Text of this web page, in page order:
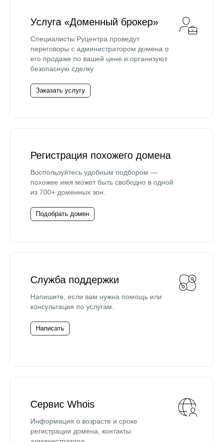
Услуга «Доменный брокер»
Специалисты Руцентра проведут
переговоры с администратором домена о
его продаже по вашей цене и организуют
безопасную сделку.
Заказать услугу
Регистрация похожего домена
Воспользуйтесь удобным подбором —
похожее имя может быть свободно в одной
из 700+ доменных зон.
Подобрать домен
Служба поддержки
Напишите, если вам нужна помощь или
консультация по услугам.
Написать
Сервис Whois
Информация о возрасте и сроке
регистрации домена, контакты